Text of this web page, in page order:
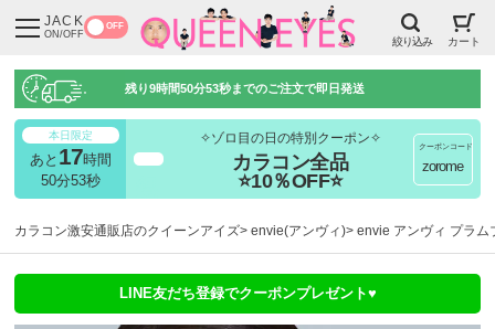
JACK
ON/OFF
OFF
絞り込み カート
残り9時間50分52秒までのご注文で即日発送
本日限定
あと 17時間
50分52秒
✧ゾロ目の日の特別クーポン✧
カラコン全品
⭐10％OFF⭐
クーポンコード
zorome
カラコン激安通販店のクイーンアイズ envie(アンヴィ) envie アンヴィ プラム
LINE友だち登録でクーポンプレゼント♥